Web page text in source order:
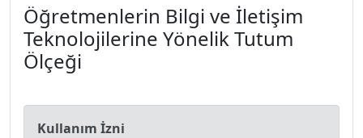
Öğretmenlerin Bilgi ve İletişim
Teknolojilerine Yönelik Tutum
Ölçeği
Kullanım İzni